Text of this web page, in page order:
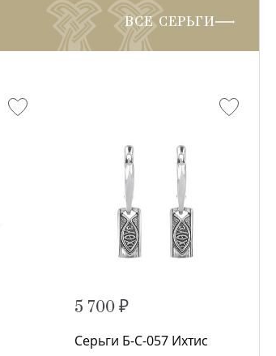
ВСЕ СЕРЬГИ
5 700 ₽
Серьги Б-С-057 Ихтис